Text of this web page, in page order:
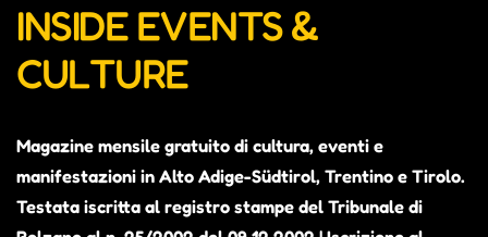
INSIDE EVENTS &
CULTURE
Magazine mensile gratuito di cultura, eventi e
manifestazioni in Alto Adige-Südtirol, Trentino e Tirolo.
Testata iscritta al registro stampe del Tribunale di